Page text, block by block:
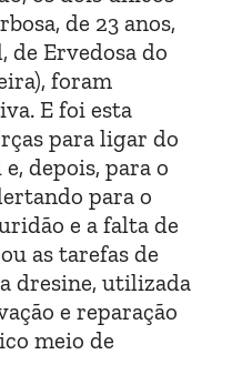
de 23 anos,
de Ervedosa do
foram
E foi esta
para ligar do
depois, para o
para o
e a falta de
as tarefas de
dresine, utilizada
e reparação
meio de